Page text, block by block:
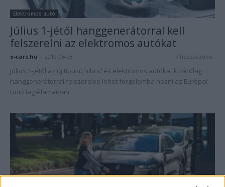
Elektromos autó
Július 1-jétől hanggenerátorral kell
felszerelni az elektromos autókat
e-cars.hu 2019-06-28 7 hozzászólás
Július 1-jétől az új típusú hibrid és elektromos autókat kizárólag
hanggenerátorral felszerelve lehet forgalomba hozni az Európai
Unió tagállamaiban